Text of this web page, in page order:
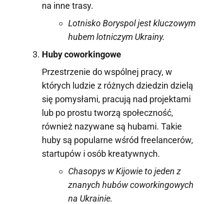
na inne trasy.
Lotnisko Boryspol jest kluczowym
hubem lotniczym Ukrainy.
Huby coworkingowe
Przestrzenie do wspólnej pracy, w
których ludzie z różnych dziedzin dzielą
się pomysłami, pracują nad projektami
lub po prostu tworzą społeczność,
również nazywane są hubami. Takie
huby są popularne wśród freelancerów,
startupów i osób kreatywnych.
Chasopys w Kijowie to jeden z
znanych hubów coworkingowych
na Ukrainie.